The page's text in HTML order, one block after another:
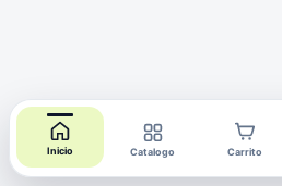
Inicio Catalogo Carrito